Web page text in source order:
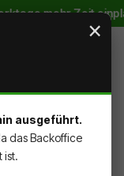
mehr Zeit
PRODUKTE AUF
×
ausgeführt.
das Backoffice
ist.